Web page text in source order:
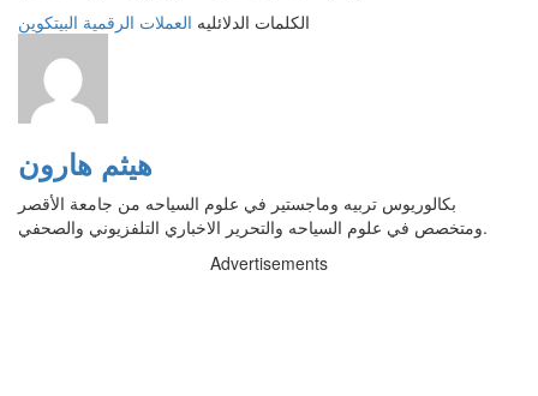
الكلمات الدلائليه العملات الرقمية البيتكوين
هيثم هارون
بكالوريوس تربيه وماجستير في علوم السياحه من جامعة الأقصر
ومتخصص في علوم السياحه والتحرير الاخباري التلفزيوني والصحفي.
Advertisements